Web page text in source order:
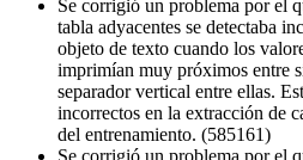
Se corrigió un problema por el
tabla adyacentes se detectaba
objeto de texto cuando los
imprimían muy próximos entre
separador vertical entre ellas.
incorrectos en la extracción de
del entrenamiento. (585161)
Se corrigió un problema por el